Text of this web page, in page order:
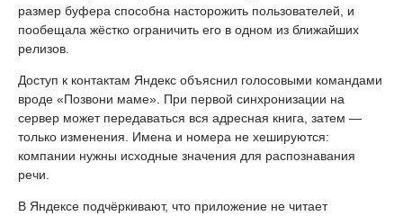
размер буфера способна насторожить пользователей, и
пообещала жёстко ограничить его в одном из ближайших
релизов.
Доступ к контактам Яндекс объяснил голосовыми командами
вроде «Позвони маме». При первой синхронизации на
сервер может передаваться вся адресная книга, затем —
только изменения. Имена и номера не хешируются:
компании нужны исходные значения для распознавания
речи.
В Яндексе подчёркивают, что приложение не читает